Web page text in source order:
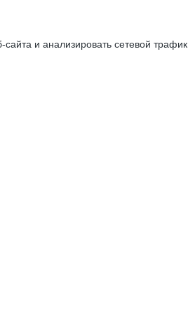
и анализировать сетевой трафик.